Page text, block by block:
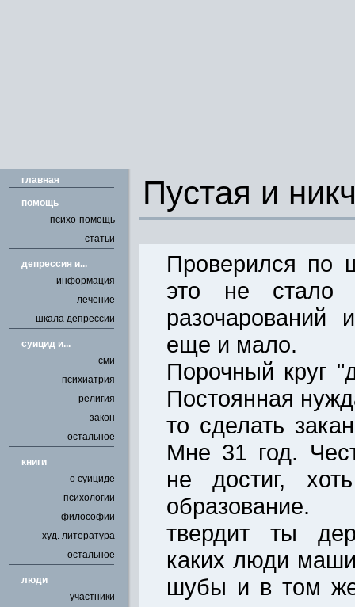
главная
помощь
психо-помощь
статьи
депрессия и...
информация
лечение
шкала депрессии
cуицид и...
сми
психиатрия
религия
закон
остальное
книги
о суициде
психологии
философии
худ. литература
остальное
люди
участники
Пустая и
Проверился по
это не стало
разочарований
еще и мало.
Порочный круг
Постоянная
то сделать
Мне 31 год.
не достиг,
твердит ты
каких люди
шубы и в том